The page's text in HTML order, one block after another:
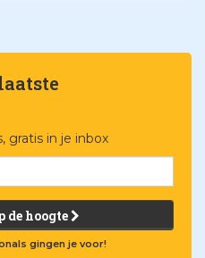
gratis in je inbox
de hoogte
gingen je voor!